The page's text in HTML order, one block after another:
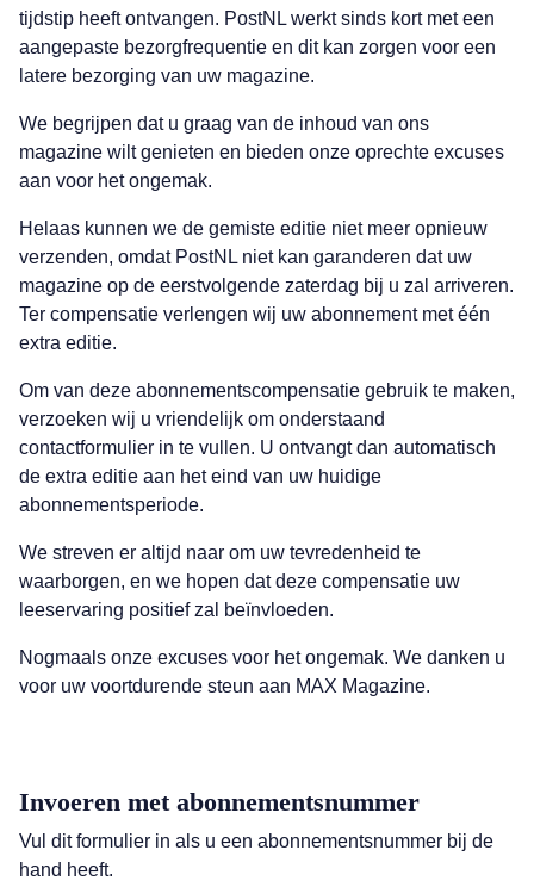
tijdstip heeft ontvangen. PostNL werkt sinds kort met een
aangepaste bezorgfrequentie en dit kan zorgen voor een
latere bezorging van uw magazine.
We begrijpen dat u graag van de inhoud van ons
magazine wilt genieten en bieden onze oprechte excuses
aan voor het ongemak.
Helaas kunnen we de gemiste editie niet meer opnieuw
verzenden, omdat PostNL niet kan garanderen dat uw
magazine op de eerstvolgende zaterdag bij u zal arriveren.
Ter compensatie verlengen wij uw abonnement met één
extra editie.
Om van deze abonnementscompensatie gebruik te maken,
verzoeken wij u vriendelijk om onderstaand
contactformulier in te vullen. U ontvangt dan automatisch
de extra editie aan het eind van uw huidige
abonnementsperiode.
We streven er altijd naar om uw tevredenheid te
waarborgen, en we hopen dat deze compensatie uw
leeservaring positief zal beïnvloeden.
Nogmaals onze excuses voor het ongemak. We danken u
voor uw voortdurende steun aan MAX Magazine.
Invoeren met abonnementsnummer
Vul dit formulier in als u een abonnementsnummer bij de
hand heeft.